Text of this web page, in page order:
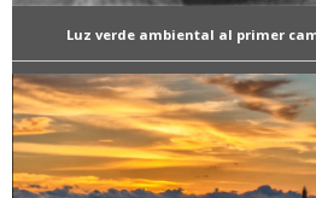
Luz verde ambiental al primer